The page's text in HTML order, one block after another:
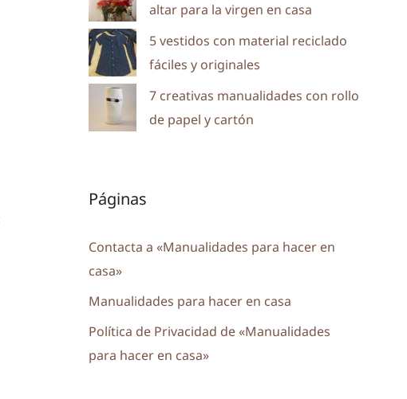
altar para la virgen en casa
5 vestidos con material reciclado
fáciles y originales
7 creativas manualidades con rollo
de papel y cartón
Páginas
Contacta a «Manualidades para hacer en
casa»
Manualidades para hacer en casa
Política de Privacidad de «Manualidades
para hacer en casa»